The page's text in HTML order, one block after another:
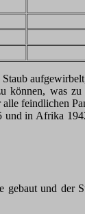
können, was zu
feindlichen
und in Afrika
gebaut und der